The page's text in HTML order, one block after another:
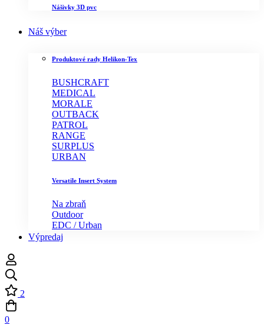
Nášivky 3D pvc
Náš výber
Produktové rady Helikon-Tex
BUSHCRAFT
MEDICAL
MORALE
OUTBACK
PATROL
RANGE
SURPLUS
URBAN
Versatile Insert System
Na zbraň
Outdoor
EDC / Urban
Výpredaj
2
0